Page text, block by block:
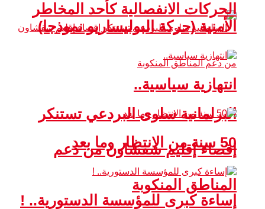
البرلمانية سلوى البردعي تستنكر
إقصاء إقليم شفشاون من دعم
المناطق المنكوبة
الحركات الانفصالية كأحد المخاطر
الأمنية (حركة البوليساريو نموذجا)
انتهازية سياسية..
50 سنة من الانتظار وما بعد
إساءة كبرى للمؤسسة الدستورية.. !